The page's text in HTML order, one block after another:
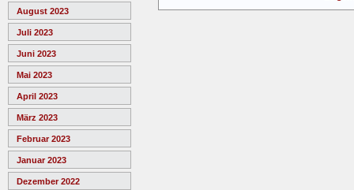
August 2023
Juli 2023
Juni 2023
Mai 2023
April 2023
März 2023
Februar 2023
Januar 2023
Dezember 2022